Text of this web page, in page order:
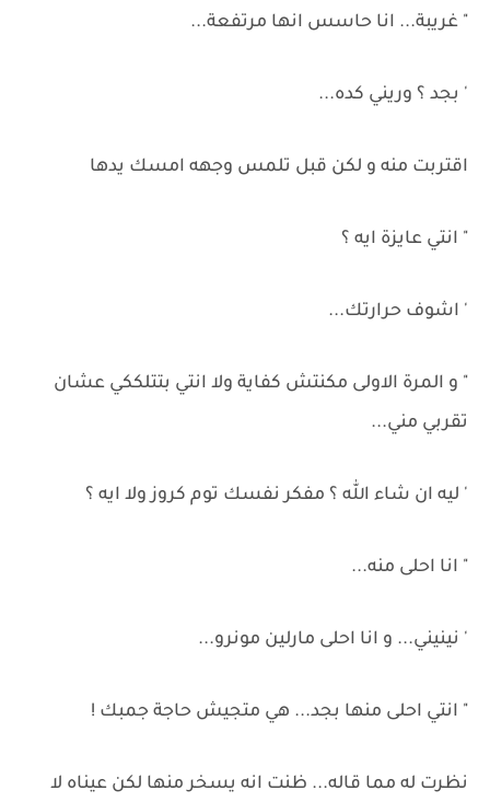
" غريبة... انا حاسس انها مرتفعة...
' بجد ؟ وريني كده...
اقتربت منه و لكن قبل تلمس وجهه امسك يدها
" انتي عايزة ايه ؟
' اشوف حرارتك...
" و المرة الاولى مكنتش كفاية ولا انتي بتتلككي عشان
تقربي مني...
' ليه ان شاء الله ؟ مفكر نفسك توم كروز ولا ايه ؟
" انا احلى منه...
' نينيني... و انا احلى مارلين مونرو...
" انتي احلى منها بجد... هي متجيش حاجة جمبك !
نظرت له مما قاله... ظنت انه يسخر منها لكن عيناه لا